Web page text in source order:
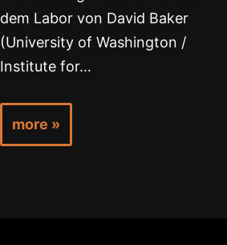
dem Labor von David Baker
(University of Washington /
Institute for…
more »